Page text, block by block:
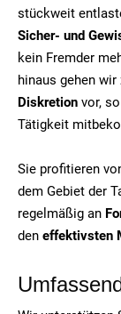
stückweit
Sicher- und
kein Fremder
hinaus gehen
Diskretion vor,
Tätigkeit
Sie profitieren
dem Gebiet der
regelmäßig an
den effektivsten